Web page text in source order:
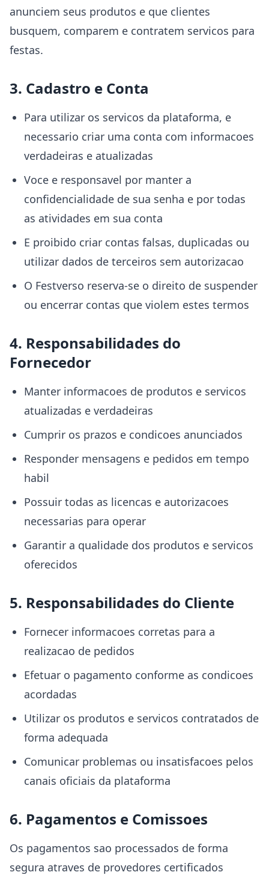
anunciem seus produtos e que clientes
busquem, comparem e contratem servicos para
festas.
3. Cadastro e Conta
Para utilizar os servicos da plataforma, e
necessario criar uma conta com informacoes
verdadeiras e atualizadas
Voce e responsavel por manter a
confidencialidade de sua senha e por todas
as atividades em sua conta
E proibido criar contas falsas, duplicadas ou
utilizar dados de terceiros sem autorizacao
O Festverso reserva-se o direito de suspender
ou encerrar contas que violem estes termos
4. Responsabilidades do
Fornecedor
Manter informacoes de produtos e servicos
atualizadas e verdadeiras
Cumprir os prazos e condicoes anunciados
Responder mensagens e pedidos em tempo
habil
Possuir todas as licencas e autorizacoes
necessarias para operar
Garantir a qualidade dos produtos e servicos
oferecidos
5. Responsabilidades do Cliente
Fornecer informacoes corretas para a
realizacao de pedidos
Efetuar o pagamento conforme as condicoes
acordadas
Utilizar os produtos e servicos contratados de
forma adequada
Comunicar problemas ou insatisfacoes pelos
canais oficiais da plataforma
6. Pagamentos e Comissoes
Os pagamentos sao processados de forma
segura atraves de provedores certificados